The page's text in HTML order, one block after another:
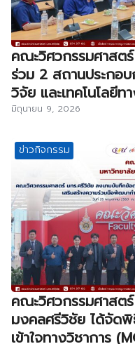
คณะวิศวกรรมศาสต
ร่วม 2 สถานประกอ
วิจัย และเทคโนโลยีท
มิถุนายน 9, 2026
ข่าวกิจกรรม
คณะวิศวกรรมศาสตร์
มงคลศรีวิชัย ได้จัด
เข้าใจทางวิชาการ